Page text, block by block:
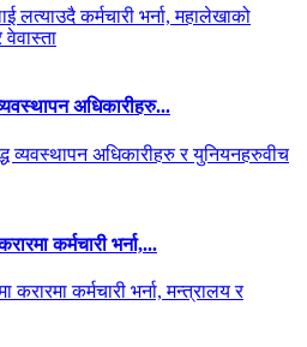
अधिकारीहरु...
कर्मचारी भर्ना,...